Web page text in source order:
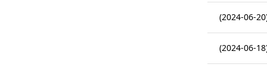
(2024-06-
(2024-06-